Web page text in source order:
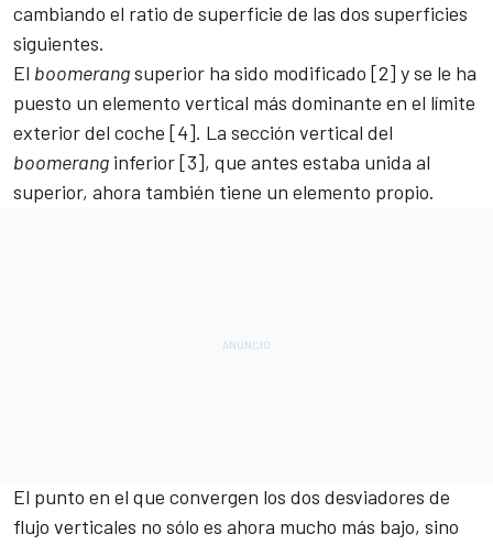
cambiando el ratio de superficie de las dos superficies
siguientes.
El boomerangsuperior ha sido modificado [2] y se le ha
puesto un elemento vertical más dominante en el límite
exterior del coche [4]. La sección vertical del
boomerang inferior [3], que antes estaba unida al
superior, ahora también tiene un elemento propio.
El punto en el que convergen los dos desviadores de
flujo verticales no sólo es ahora mucho más bajo, sino